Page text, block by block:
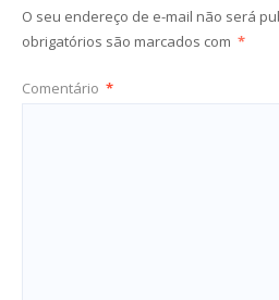
O seu endereço de e-mail não será
obrigatórios são marcados com *
Comentário *